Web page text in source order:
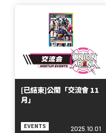
[已結束]公開「交流會 11
月」
EVENTS 2025.10.01